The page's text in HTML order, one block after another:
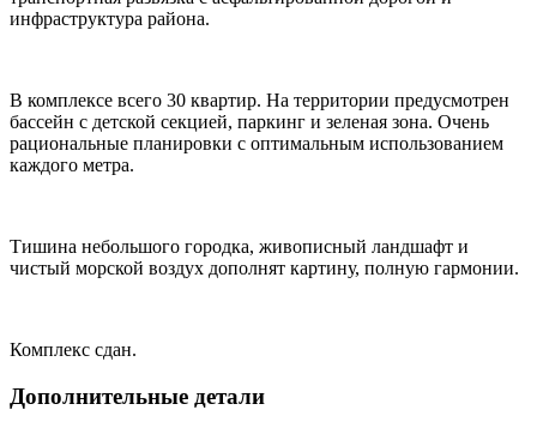
инфраструктура района.
В комплексе всего 30 квартир. На территории предусмотрен
бассейн с детской секцией, паркинг и зеленая зона. Очень
рациональные планировки с оптимальным использованием
каждого метра.
Тишина небольшого городка, живописный ландшафт и
чистый морской воздух дополнят картину, полную гармонии.
Комплекс сдан.
Дополнительные детали